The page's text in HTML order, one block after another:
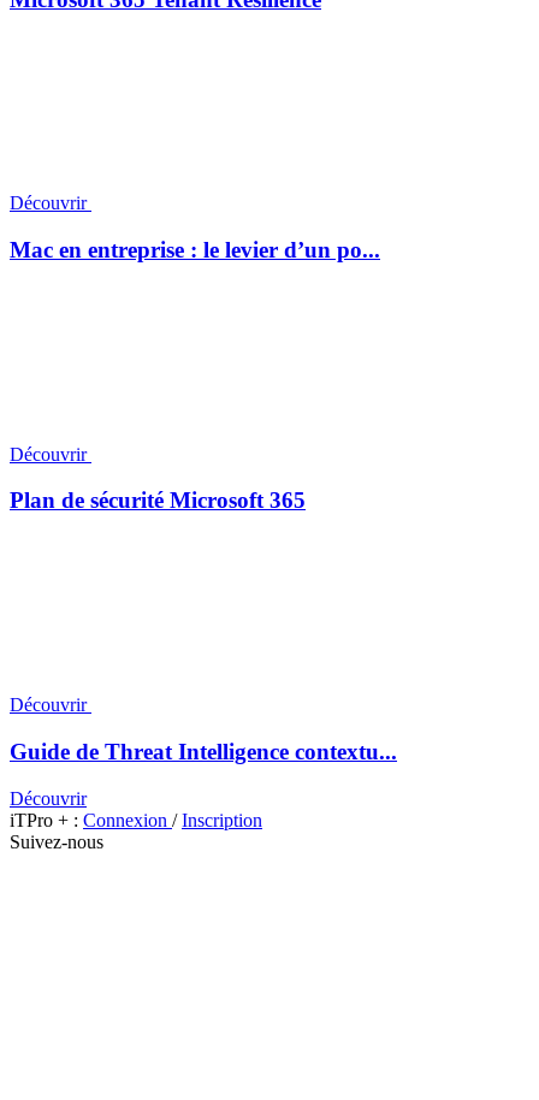
Découvrir
Mac en entreprise : le levier d’un po...
Découvrir
Plan de sécurité Microsoft 365
Découvrir
Guide de Threat Intelligence contextu...
Découvrir
iTPro + : Connexion /Inscription
Suivez-nous